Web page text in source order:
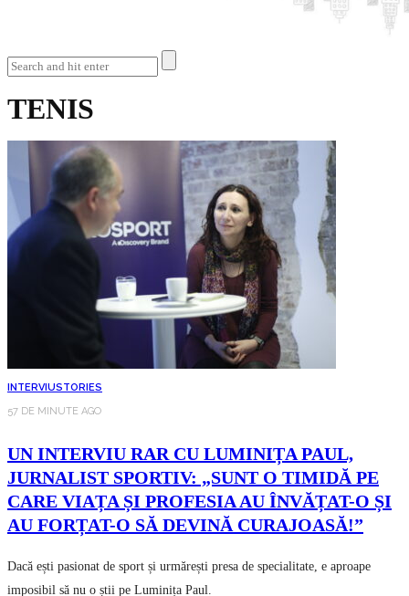
TENIS
INTERVIUSTORIES
57 DE MINUTE AGO
UN INTERVIU RAR CU LUMINIȚA PAUL,
JURNALIST SPORTIV: „SUNT O TIMIDĂ PE
CARE VIAȚA ȘI PROFESIA AU ÎNVĂȚAT-O ȘI
AU FORȚAT-O SĂ DEVINĂ CURAJOASĂ!”
Dacă ești pasionat de sport și urmărești presa de specialitate, e aproape
imposibil să nu o știi pe Luminița Paul.